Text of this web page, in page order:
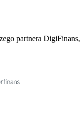
partnera DigiFinans,